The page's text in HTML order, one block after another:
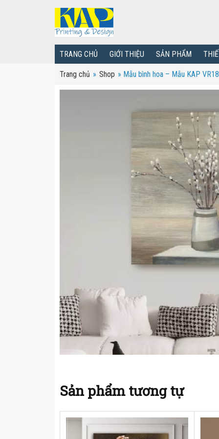
TRANG CHỦ GIỚI THIỆU SẢN PHẨM
Trang chủ » Shop » Mẫu bình hoa – Mẫu KAP VR18
Sản phẩm tương tự